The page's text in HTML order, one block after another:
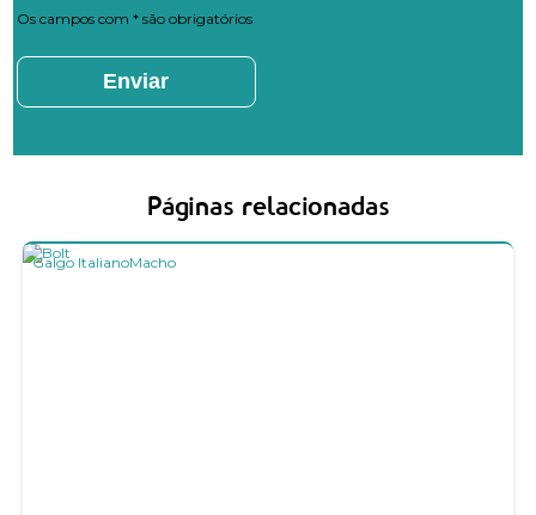
Os campos com * são obrigatórios
Páginas relacionadas
Galgo ItalianoMacho